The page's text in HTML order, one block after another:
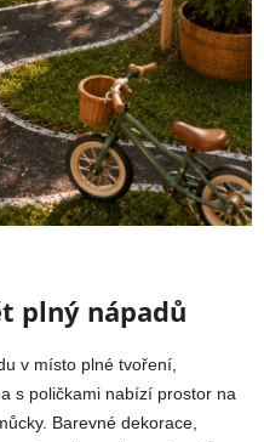
plný nápadů
v místo plné tvoření,
s poličkami nabízí prostor na
Barevné dekorace,